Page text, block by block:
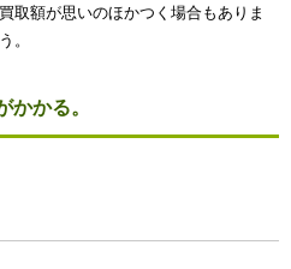
取額が思いのほかつく場合もありま
。
かかる。